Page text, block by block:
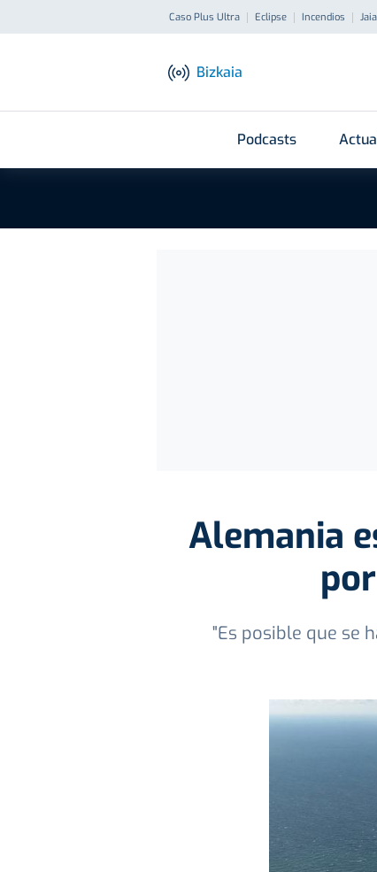
Caso Plus Ultra Eclipse Incendios
Bizkaia
Podcasts
Alemania
"Es posible que se